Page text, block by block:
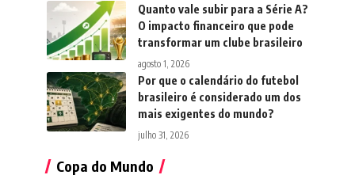
Quanto vale subir para a Série A?
O impacto financeiro que pode
transformar um clube brasileiro
agosto 1, 2026
Por que o calendário do futebol
brasileiro é considerado um dos
mais exigentes do mundo?
julho 31, 2026
Copa do Mundo